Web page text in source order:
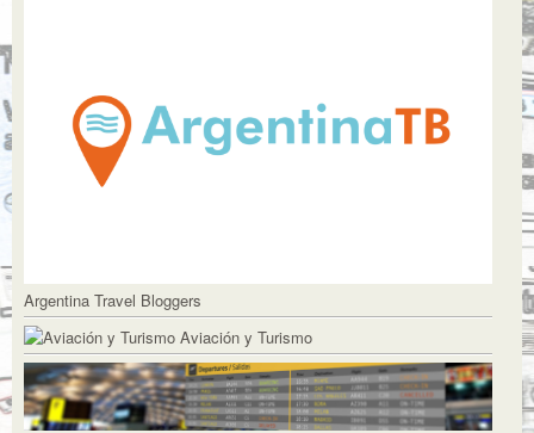
Argentina Travel Bloggers
Aviación y Turismo